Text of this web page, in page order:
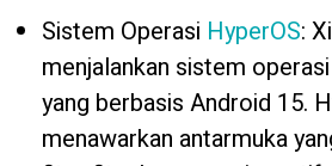
Sistem Operasi HyperOS:
menjalankan sistem
yang berbasis Android 15.
menawarkan antarmuka